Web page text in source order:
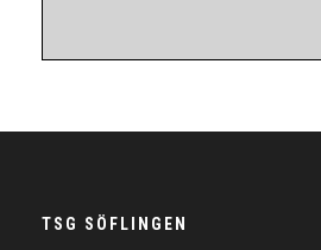
TSG SÖFLINGEN